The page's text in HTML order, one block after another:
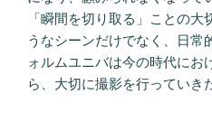
「瞬間を切り取る」ことの
うなシーンだけでなく、日常
ォルムユニバは今の時代にお
ら、大切に撮影を行っていき